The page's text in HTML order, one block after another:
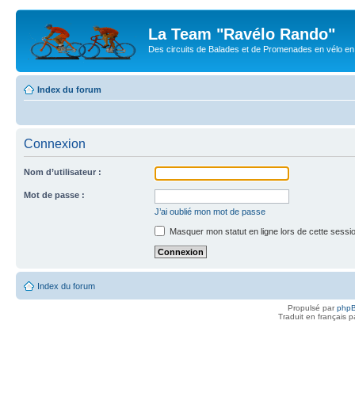
La Team "Ravélo Rando"
Des circuits de Balades et de Promenades en vélo
Index du forum
Connexion
Nom d’utilisateur :
Mot de passe :
J’ai oublié mon mot de passe
Masquer mon statut en ligne lors de cette
Index du forum
Propulsé par
Traduit en français